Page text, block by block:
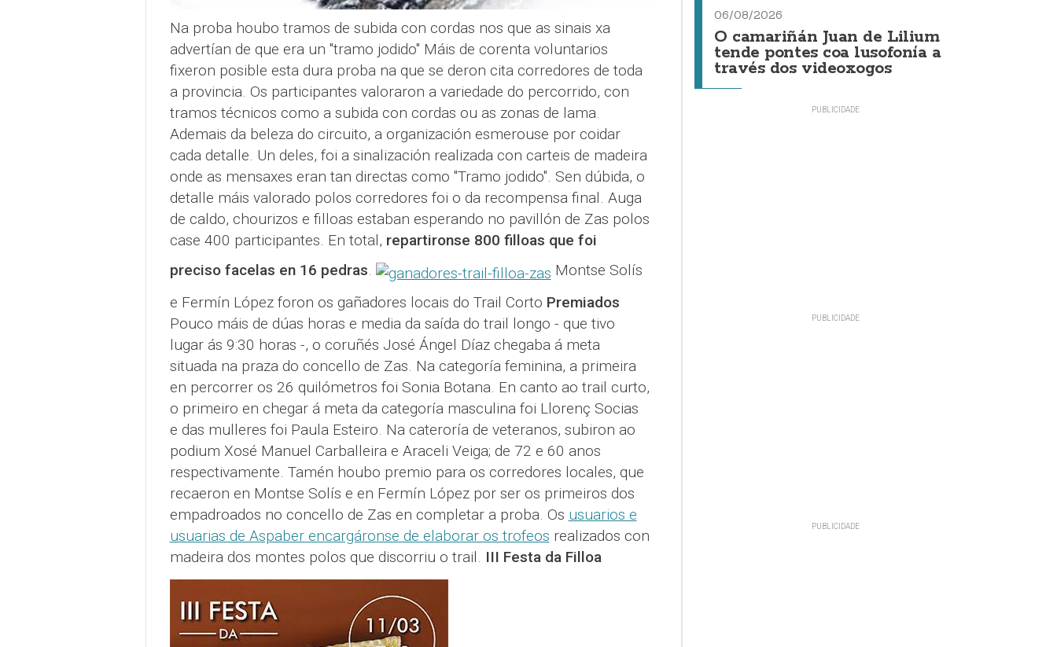
Na proba houbo tramos de subida con cordas nos que as sinais xa
advertían de que era un "tramo jodido" Máis de corenta voluntarios
fixeron posible esta dura proba na que se deron cita corredores de toda
a provincia. Os participantes valoraron a variedade do percorrido, con
tramos técnicos como a subida con cordas ou as zonas de lama.
Ademais da beleza do circuito, a organización esmerouse por coidar
cada detalle. Un deles, foi a sinalización realizada con carteis de madeira
onde as mensaxes eran tan directas como "Tramo jodido". Sen dúbida, o
detalle máis valorado polos corredores foi o da recompensa final. Auga
de caldo, chourizos e filloas estaban esperando no pavillón de Zas polos
case 400 participantes. En total, repartironse 800 filloas que foi
preciso facelas en 16 pedras.
Montse Solís
e Fermín López foron os gañadores locais do Trail Corto Premiados
Pouco máis de dúas horas e media da saída do trail longo - que tivo
lugar ás 9:30 horas -, o coruñés José Ángel Díaz chegaba á meta
situada na praza do concello de Zas. Na categoría feminina, a primeira
en percorrer os 26 quilómetros foi Sonia Botana. En canto ao trail curto,
o primeiro en chegar á meta da categoría masculina foi Llorenç Socias
e das mulleres foi Paula Esteiro. Na cateroría de veteranos, subiron ao
podium Xosé Manuel Carballeira e Araceli Veiga; de 72 e 60 anos
respectivamente. Tamén houbo premio para os corredores locales, que
recaeron en Montse Solís e en Fermín López por ser os primeiros dos
empadroados no concello de Zas en completar a proba. Os usuarios e
usuarias de Aspaber encargáronse de elaborar os trofeos realizados con
madeira dos montes polos que discorriu o trail. III Festa da Filloa
06/08/2026
O camariñán Juan de Lilium
tende pontes coa lusofonía a
través dos videoxogos